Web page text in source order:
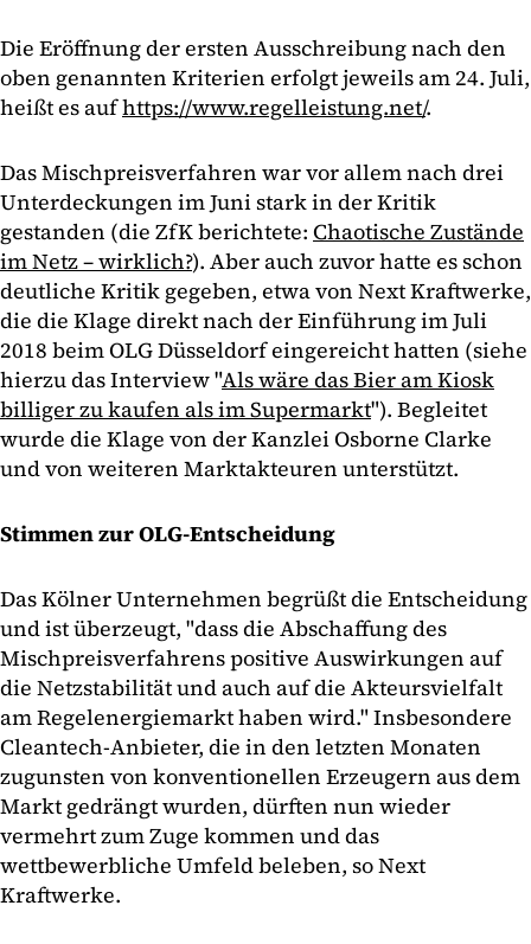
Die Eröffnung der ersten Ausschreibung nach den
oben genannten Kriterien erfolgt jeweils am 24. Juli,
heißt es aufhttps://www.regelleistung.net/.
Das Mischpreisverfahren war vor allem nach drei
Unterdeckungen im Juni stark in der Kritik
gestanden (die ZfK berichtete: Chaotische Zustände
im Netz – wirklich?). Aber auch zuvor hatte es schon
deutliche Kritik gegeben, etwa von Next Kraftwerke,
die die Klage direkt nach der Einführung im Juli
2018 beim OLG Düsseldorf eingereicht hatten (siehe
hierzu das Interview "Als wäre das Bier am Kiosk
billiger zu kaufen als im Supermarkt"). Begleitet
wurde die Klage von der Kanzlei Osborne Clarke
und von weiteren Marktakteuren unterstützt.
Stimmen zur OLG-Entscheidung
Das Kölner Unternehmen begrüßt die Entscheidung
und ist überzeugt, "dass die Abschaffung des
Mischpreisverfahrens positive Auswirkungen auf
die Netzstabilität und auch auf die Akteursvielfalt
am Regelenergiemarkt haben wird." Insbesondere
Cleantech-Anbieter, die in den letzten Monaten
zugunsten von konventionellen Erzeugern aus dem
Markt gedrängt wurden, dürften nun wieder
vermehrt zum Zuge kommen und das
wettbewerbliche Umfeld beleben, so Next
Kraftwerke.